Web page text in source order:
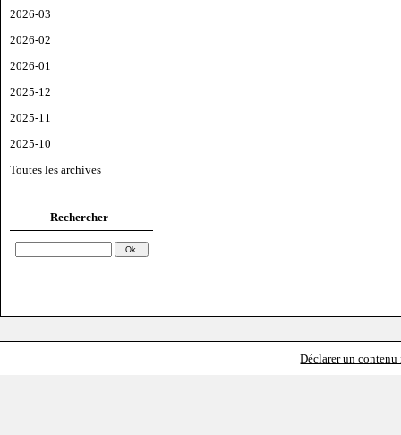
2026-03
2026-02
2026-01
2025-12
2025-11
2025-10
Toutes les archives
Rechercher
Déclarer un